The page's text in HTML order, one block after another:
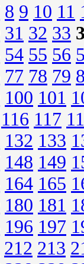
8 9 10 11
31 32 33
54 55 56
77 78 79
100 101
116 117
132 133
148 149
164 165
180 181
196 197
212 213